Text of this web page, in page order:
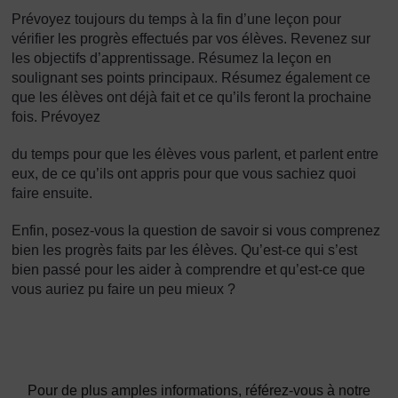
Prévoyez toujours du temps à la fin d’une leçon pour
vérifier les progrès effectués par vos élèves. Revenez sur
les objectifs d’apprentissage. Résumez la leçon en
soulignant ses points principaux. Résumez également ce
que les élèves ont déjà fait et ce qu’ils feront la prochaine
fois. Prévoyez
du temps pour que les élèves vous parlent, et parlent entre
eux, de ce qu’ils ont appris pour que vous sachiez quoi
faire ensuite.
Enfin, posez-vous la question de savoir si vous comprenez
bien les progrès faits par les élèves. Qu’est-ce qui s’est
bien passé pour les aider à comprendre et qu’est-ce que
vous auriez pu faire un peu mieux ?
Pour de plus amples informations, référez-vous à notre